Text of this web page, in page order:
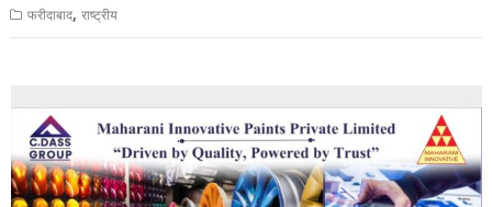
फरीदाबाद,राष्ट्रीय